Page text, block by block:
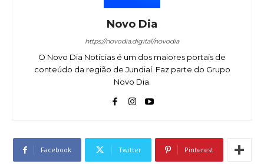
Novo Dia
https://novodia.digital/novodia
O Novo Dia Notícias é um dos maiores portais de
conteúdo da região de Jundiaí. Faz parte do Grupo
Novo Dia.
Facebook Twitter Pinterest